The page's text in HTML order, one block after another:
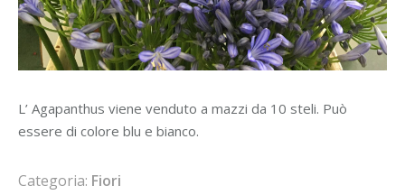
L’ Agapanthus viene venduto a mazzi da 10 steli. Può
essere di colore blu e bianco.
Categoria: Fiori